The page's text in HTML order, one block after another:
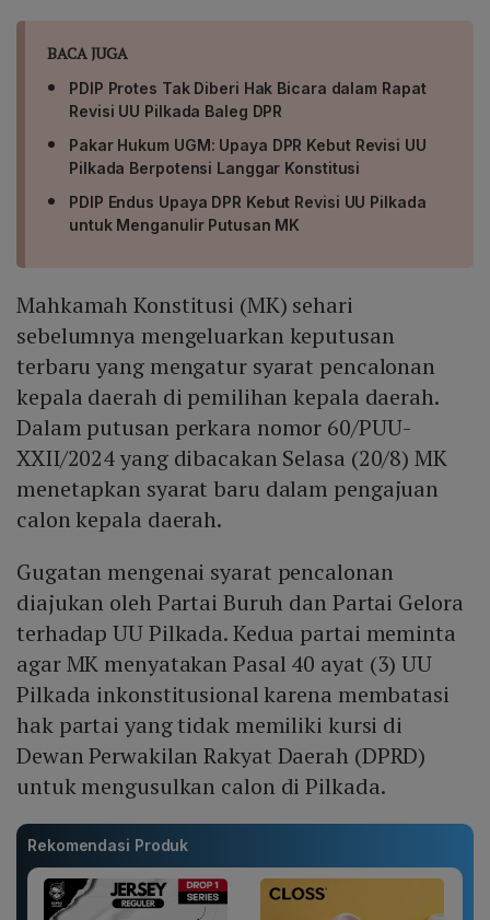
BACA JUGA
PDIP Protes Tak Diberi Hak Bicara dalam Rapat
Revisi UU Pilkada Baleg DPR
Pakar Hukum UGM: Upaya DPR Kebut Revisi UU
Pilkada Berpotensi Langgar Konstitusi
PDIP Endus Upaya DPR Kebut Revisi UU Pilkada
untuk Menganulir Putusan MK
Mahkamah Konstitusi (MK) sehari
sebelumnya mengeluarkan keputusan
terbaru yang mengatur syarat pencalonan
kepala daerah di pemilihan kepala daerah.
Dalam putusan perkara nomor 60/PUU-
XXII/2024 yang dibacakan Selasa (20/8) MK
menetapkan syarat baru dalam pengajuan
calon kepala daerah.
Gugatan mengenai syarat pencalonan
diajukan oleh Partai Buruh dan Partai Gelora
terhadap UU Pilkada. Kedua partai meminta
agar MK menyatakan Pasal 40 ayat (3) UU
Pilkada inkonstitusional karena membatasi
hak partai yang tidak memiliki kursi di
Dewan Perwakilan Rakyat Daerah (DPRD)
untuk mengusulkan calon di Pilkada.
Rekomendasi Produk